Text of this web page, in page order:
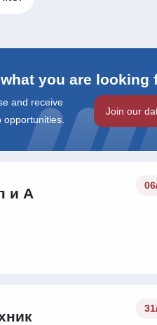
you are looking
and receive
opportunities.
Join our
и А